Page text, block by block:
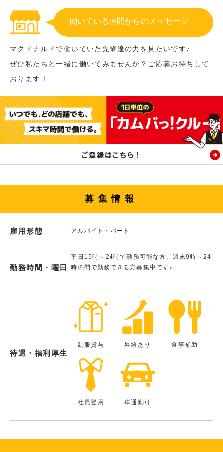
働いている仲間からのメッセージ
マクドナルドで働いていた先輩達の力を見たいです♪
ぜひ私たちと一緒に働いてみませんか？ご応募お待ちして
おります！
募集情報
雇用形態 アルバイト・パート
勤務時間・曜日
平日15時～24時で勤務可能な方、週末9時～24
時の間で勤務できる方募集中です♪
待遇・福利厚生
制服貸与 昇給あり 食事補助
社員登用 車通勤可